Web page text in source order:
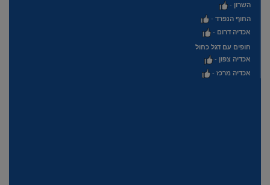
השרון -
החוף הנפרד -
אכדיה דרום -
חופים עם דגל כחול
אכדיה צפון -
אכדיה מרכז -